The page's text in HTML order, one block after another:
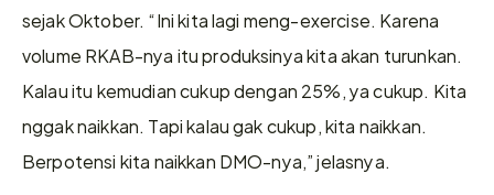
sejak Oktober. “Ini kita lagi meng-exercise. Karena
volume RKAB-nya itu produksinya kita akan turunkan.
Kalau itu kemudian cukup dengan 25%, ya cukup. Kita
nggak naikkan. Tapi kalau gak cukup, kita naikkan.
Berpotensi kita naikkan DMO-nya,” jelasnya.